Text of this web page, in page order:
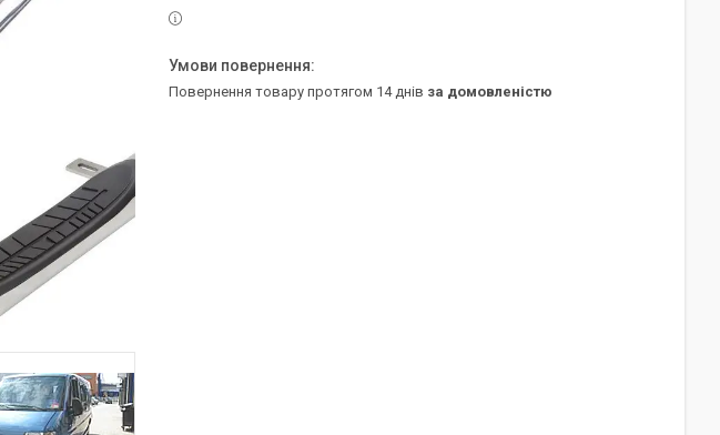
повернення товару протягом 14 днів за домовленістю